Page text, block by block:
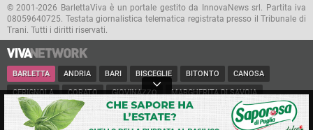
© 2001-2026 BarlettaViva è un portale gestito da InnovaNews srl. Partita iva
08059640725. Testata giornalistica telematica registrata presso il Tribunale di
Trani. Tutti i diritti riservati.
BARLETTA ANDRIA BARI BISCEGLIE BITONTO CANOSA
CERIGNOLA CORATO GIOVINAZZO MARGHERITA DI SAVOIA
MINERVINO MODUGNO MOLFETTA PUGLIA RUVO